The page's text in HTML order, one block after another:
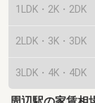
1LDK・2K・2DK
2LDK・3K・3DK
3LDK・4K・4DK